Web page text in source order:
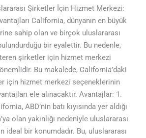
Şirketler İçin Hizmet Merkezi:
California, dünyanın en büyük
sahip olan ve birçok uluslararası
bir eyalettir. Bu nedenle,
şirketler için hizmet merkezi
Bu makalede, California’daki
için hizmet merkezi seçeneklerinin
ele alınacaktır. Avantajlar: 1.
ABD’nin batı kıyısında yer aldığı
olan yakınlığı nedeniyle uluslararası
ideal bir konumdadır. Bu, uluslararası